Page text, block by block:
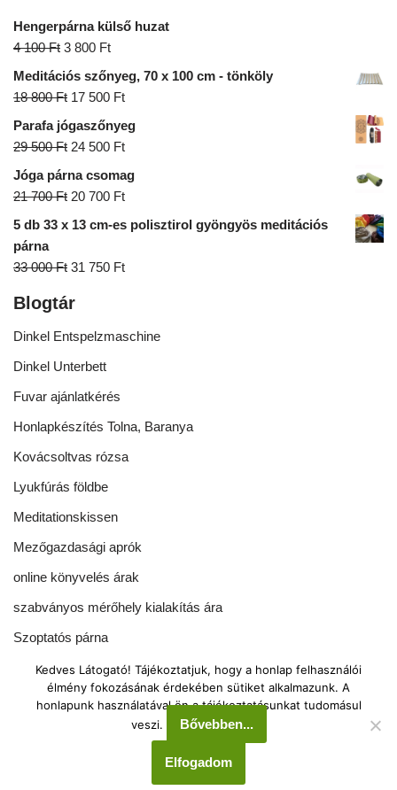
Hengerpárna külső huzat
4 100Ft 3 800 Ft
Meditációs szőnyeg, 70 x 100 cm - tönköly
18 800Ft 17 500 Ft
Parafa jógaszőnyeg
29 500Ft 24 500 Ft
Jóga párna csomag
21 700Ft 20 700 Ft
5 db 33 x 13 cm-es polisztirol gyöngyös meditációs
párna
33 000Ft 31 750 Ft
Blogtár
Dinkel Entspelzmaschine
Dinkel Unterbett
Fuvar ajánlatkérés
Honlapkészítés Tolna, Baranya
Kovácsoltvas rózsa
Lyukfúrás földbe
Meditationskissen
Mezőgazdasági aprók
online könyvelés árak
szabványos mérőhely kialakítás ára
Szoptatós párna
Tönkölypárna rendelés
Green-Echo Kft. 2008-2025
| Powered byWordPress
Kedves Látogató! Tájékoztatjuk, hogy a honlap felhasználói
élmény fokozásának érdekében sütiket alkalmazunk. A
honlapunk használatával ön a tájékoztatásunkat tudomásul
veszi.
Bővebben...
Elfogadom